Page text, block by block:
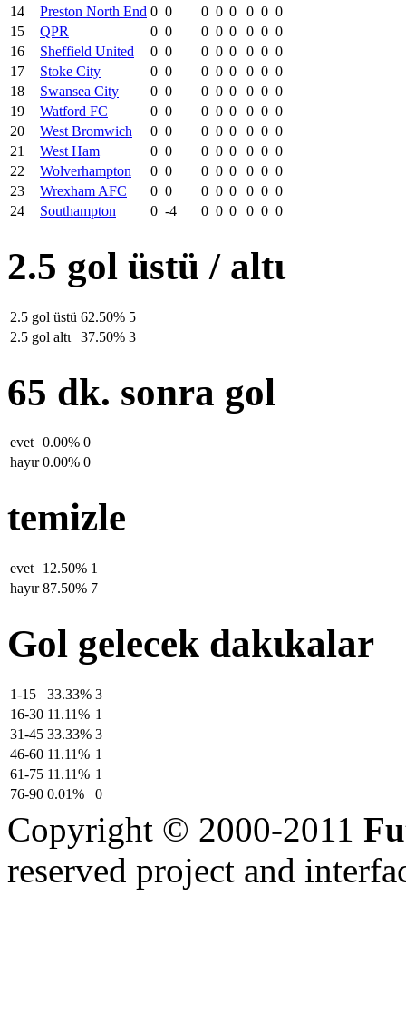
14
Preston North End 0 0 0 0 0 0 0 0
15
QPR 0 0 0 0 0 0 0 0
16
Sheffield United 0 0 0 0 0 0 0 0
17
Stoke City 0 0 0 0 0 0 0 0
18
Swansea City 0 0 0 0 0 0 0 0
19
Watford FC 0 0 0 0 0 0 0 0
20
West Bromwich 0 0 0 0 0 0 0 0
21
West Ham 0 0 0 0 0 0 0 0
22
Wolverhampton 0 0 0 0 0 0 0 0
23
Wrexham AFC 0 0 0 0 0 0 0 0
24
Southampton 0 -4 0 0 0 0 0 0
2.5 gol üstü / altι
2.5 gol üstü 62.50% 5
2.5 gol altι
37.50% 3
65 dk. sonra gol
evet 0.00% 0
hayιr 0.00% 0
temizle
evet 12.50% 1
hayιr 87.50% 7
Gol gelecek dakιkalar
1-15 33.33% 3
16-30 11.11% 1
31-45 33.33% 3
46-60 11.11% 1
61-75 11.11% 1
76-90 0.01% 0
Copyright © 2000-2011
reserved project and